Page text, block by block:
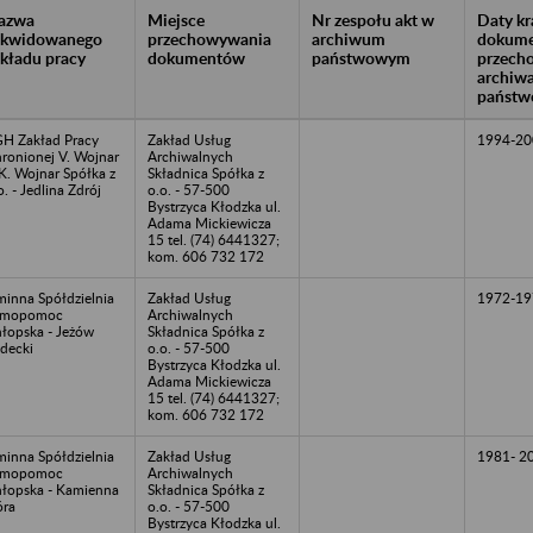
pracy
Miejsce
przechowywania
dokumentów
Nr zespołu akt w
archiwum
państwowym
Daty
Zakład Pracy
V. Wojnar
Wojnar Spółka z
- Jedlina Zdrój
Zakład Usług
Archiwalnych
Składnica Spółka z
o.o. - 57-500
Bystrzyca Kłodzka ul.
Adama Mickiewicza
15 tel. (74) 6441327;
kom. 606 732 172
1994-
Spółdzielnia
- Jeżów
Zakład Usług
Archiwalnych
Składnica Spółka z
o.o. - 57-500
Bystrzyca Kłodzka ul.
Adama Mickiewicza
15 tel. (74) 6441327;
kom. 606 732 172
1972-
Spółdzielnia
- Kamienna
Zakład Usług
Archiwalnych
Składnica Spółka z
o.o. - 57-500
Bystrzyca Kłodzka ul.
1981-